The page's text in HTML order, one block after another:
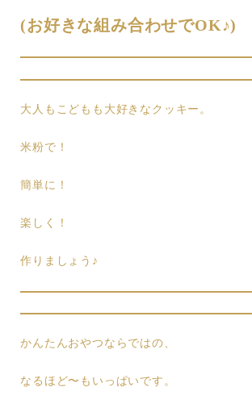
(お好きな組み合わせでOK♪)
大人もこどもも大好きなクッキー。
米粉で！
簡単に！
楽しく！
作りましょう♪
かんたんおやつならではの、
なるほど〜もいっぱいです。